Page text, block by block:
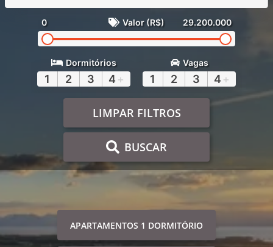
0 Valor (R$) 29.200.000
Dormitórios
1 2 3 4 +
Vagas
1 2 3 4 +
LIMPAR FILTROS
BUSCAR
APARTAMENTOS 1 DORMITÓRIO